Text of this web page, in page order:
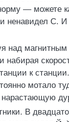
— можете
ненавидел С. И
над
набирая
к
мотало
нарастающую
В